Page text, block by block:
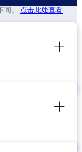
同。 点击此处查看